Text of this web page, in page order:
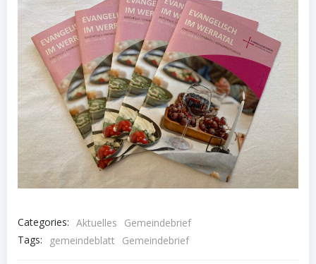
Categories: Aktuelles
Gemeindebrief
Tags:
gemeindeblatt Gemeindebrief